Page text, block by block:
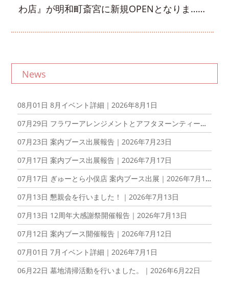
わ店』が明和町斎宮に新規OPENとなりま……
News
08月01日 8月イベント詳細｜2026年8月1日
07月29日 フラワーアレンジメントとアフタヌーンティーを楽しむ会を開催しました！｜2026年7月29日
07月23日 案内ブース出展報告｜2026年7月23日
07月17日 案内ブース出展報告｜2026年7月17日
07月17日 ぎゅーとら小俣店 案内ブース出展｜2026年7月17日
07月13日 懇親会を行いました！｜2026年7月13日
07月13日 12周年大感謝祭開催報告｜2026年7月13日
07月12日 案内ブース開催報告｜2026年7月12日
07月01日 7月イベント詳細｜2026年7月1日
06月22日 墓地清掃活動を行いました。｜2026年6月22日